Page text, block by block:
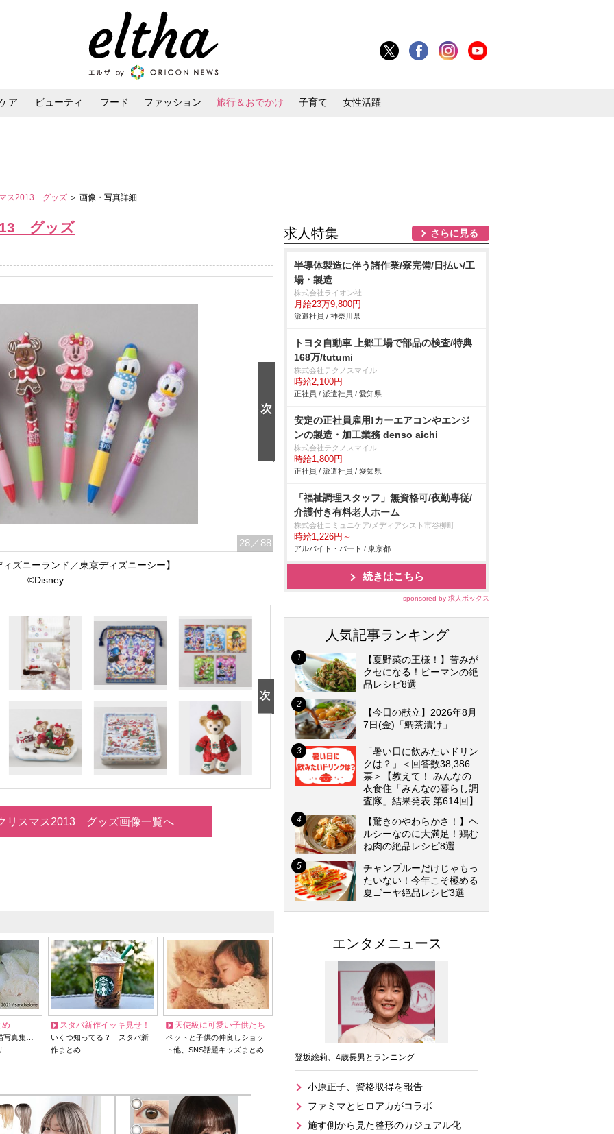
ア ビューティ フード ファッション 旅行＆おでかけ 子育て 女性活躍
ス2013 グッズ ＞ 画像・写真詳細
グッズ
28 ／88
ズニーランド／東京ディズニーシー】
©Disney
リスマス2013 グッズ画像一覧へ
め
写真集…
スタバ新作イッキ見せ！
いくつ知ってる？ スタバ新
作まとめ
天使級に可愛い子供たち
ペットと子供の仲良しショッ
ト他、SNS話題キッズまとめ
求人特集 さらに見る
半導体製造に伴う諸作業/寮完備/日払い/工
場・製造
株式会社ライオン社
月給23万9,800円
派遣社員 / 神奈川県
トヨタ自動車 上郷工場で部品の検査/特典
168万/tutumi
株式会社テクノスマイル
時給2,100円
正社員 / 派遣社員 / 愛知県
安定の正社員雇用!カーエアコンやエンジ
ンの製造・加工業務 denso aichi
株式会社テクノスマイル
時給1,800円
正社員 / 派遣社員 / 愛知県
「福祉調理スタッフ」無資格可/夜勤専従/
介護付き有料老人ホーム
株式会社コミュニケア/メディアシスト市谷柳町
時給1,226円～
アルバイト・パート / 東京都
続きはこちら
sponsored by 求人ボックス
人気記事ランキング
【夏野菜の王様！】苦みが
クセになる！ピーマンの絶
品レシピ8選
【今日の献立】2026年8月
7日(金)「鯛茶漬け」
「暑い日に飲みたいドリン
クは？」＜回答数38,386
票＞【教えて！ みんなの
衣食住「みんなの暮らし調
査隊」結果発表 第614回】
【驚きのやわらかさ！】ヘ
ルシーなのに大満足！鶏む
ね肉の絶品レシピ8選
チャンプルーだけじゃもっ
たいない！今年こそ極める
夏ゴーヤ絶品レシピ3選
エンタメニュース
登坂絵莉、4歳長男とランニング
小原正子、資格取得を報告
ファミマとヒロアカがコラボ
施す側から見た整形のカジュアル化